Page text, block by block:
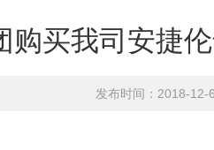
购买我司安捷
发布时间：2018-12-6